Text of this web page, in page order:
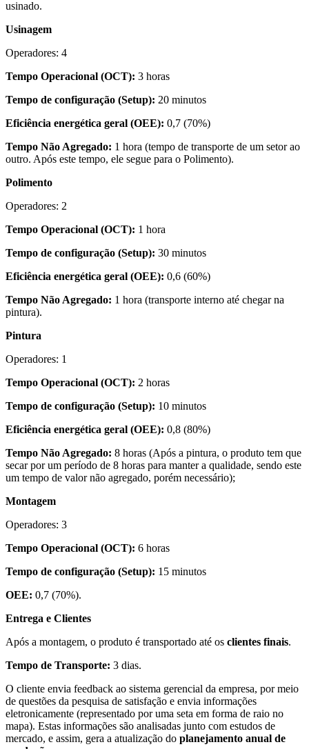
usinado.
Usinagem
Operadores: 4
Tempo Operacional (OCT): 3 horas
Tempo de configuração (Setup): 20 minutos
Eficiência energética geral (OEE): 0,7 (70%)
Tempo Não Agregado: 1 hora (tempo de transporte de um setor ao
outro. Após este tempo, ele segue para o Polimento).
Polimento
Operadores: 2
Tempo Operacional (OCT): 1 hora
Tempo de configuração (Setup): 30 minutos
Eficiência energética geral (OEE): 0,6 (60%)
Tempo Não Agregado: 1 hora (transporte interno até chegar na
pintura).
Pintura
Operadores: 1
Tempo Operacional (OCT): 2 horas
Tempo de configuração (Setup): 10 minutos
Eficiência energética geral (OEE): 0,8 (80%)
Tempo Não Agregado: 8 horas (Após a pintura, o produto tem que
secar por um período de 8 horas para manter a qualidade, sendo este
um tempo de valor não agregado, porém necessário);
Montagem
Operadores: 3
Tempo Operacional (OCT): 6 horas
Tempo de configuração (Setup): 15 minutos
OEE: 0,7 (70%).
Entrega e Clientes
Após a montagem, o produto é transportado até os clientes finais.
Tempo de Transporte: 3 dias.
O cliente envia feedback ao sistema gerencial da empresa, por meio
de questões da pesquisa de satisfação e envia informações
eletronicamente (representado por uma seta em forma de raio no
mapa). Estas informações são analisadas junto com estudos de
mercado, e assim, gera a atualização do planejamento anual de